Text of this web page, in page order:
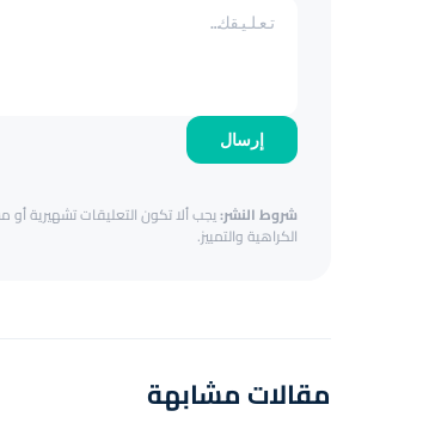
إرسال
شروط النشر:يجب ألا تكون التعليقات تشهيرية أو
الكراهية والتمييز.
مقالات مشابهة